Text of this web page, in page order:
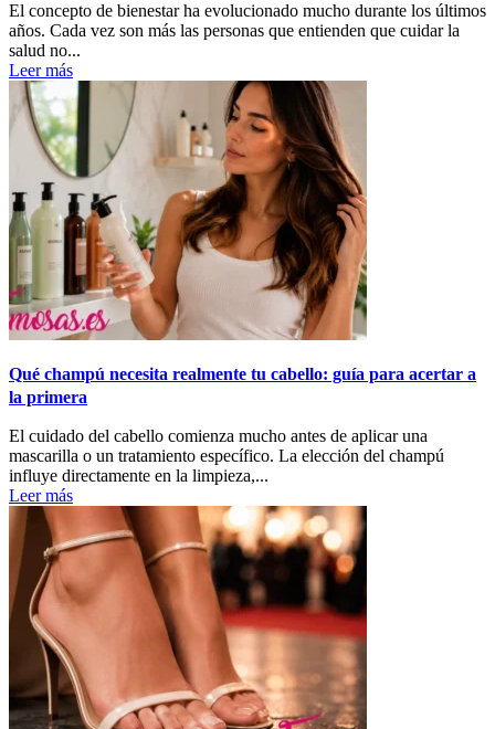
El concepto de bienestar ha evolucionado mucho durante los últimos
años. Cada vez son más las personas que entienden que cuidar la
salud no...
Leer más
Qué champú necesita realmente tu cabello: guía para acertar a
la primera
El cuidado del cabello comienza mucho antes de aplicar una
mascarilla o un tratamiento específico. La elección del champú
influye directamente en la limpieza,...
Leer más